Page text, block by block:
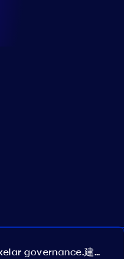
Axelar governance.建议 385